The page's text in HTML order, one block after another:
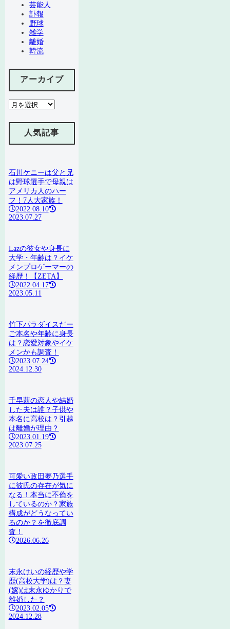
芸能人
訃報
野球
雑学
離婚
韓流
アーカイブ
ア
カ
人気記事
石川ケニーは父と兄
は野球選手で母親は
アメリカ人のハー
フ！7人大家族！
2022.08.10
2023.07.27
Lazの彼女や身長に
大学・年齢は？イケ
メンプロゲーマーの
経歴！【ZETA】
2022.04.17
2023.05.11
竹下パラダイスだー
ご本名や年齢に身長
は？恋愛対象やイケ
メンかも調査！
2023.07.24
2024.12.30
千早茜の恋人や結婚
した夫は誰？子供や
本名に高校は？引越
は離婚が理由？
2023.01.19
2023.07.25
可愛い政田夢乃選手
に彼氏の存在が気に
なる！本当に不倫を
しているのか？家族
構成がどうなってい
るのか？を徹底調
査！
2026.06.26
末永けいの経歴や学
歴(高校大学)は？妻
(嫁)は末永ゆかりで
離婚した？
2023.02.05
2024.12.28